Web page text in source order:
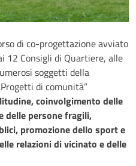
di co-progettazione avviato
12 Consigli di Quartiere, alle
soggetti della
di comunità”
coinvolgimento delle
delle persone fragili,
promozione dello sport e
relazioni di vicinato e delle